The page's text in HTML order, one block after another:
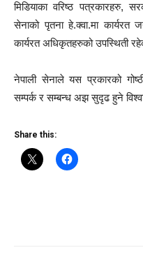
मिडियाका वरिष्ठ पत्रकारहरु,
सेनाको पृतना हे.क्वा.मा कार्यरत
कार्यरत अधिकृतहरुको उपस्थिती
नेपाली सेनाले यस प्रकारको
सम्पर्क र सम्बन्ध अझ सुदृढ हुने
Share this: